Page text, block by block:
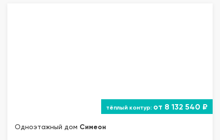
от 8 132 540 ₽
Одноэтажный дом Симеон